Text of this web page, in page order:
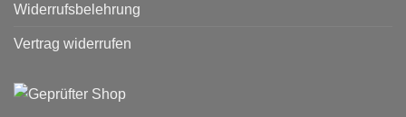
Widerrufsbelehrung
Vertrag widerrufen